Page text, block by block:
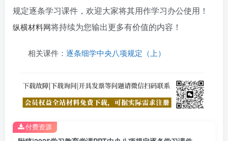
规定逐条学习课件 ，欢迎大家将其用作学习办公使用！
纵横材料网将持续为您输出更多有价值的内容！
相关课件： 逐条细学中央八项规定（上）
付费资源